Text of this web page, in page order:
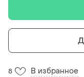
8 В избранное